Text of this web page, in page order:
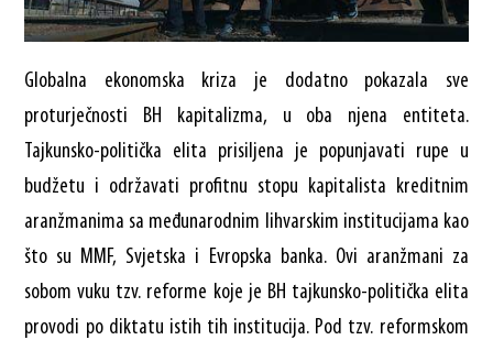
Globalna ekonomska kriza je dodatno pokazala sve
proturječnosti BH kapitalizma, u oba njena entiteta.
Tajkunsko-politička elita prisiljena je popunjavati rupe u
budžetu i održavati profitnu stopu kapitalista kreditnim
aranžmanima sa međunarodnim lihvarskim institucijama kao
što su MMF, Svjetska i Evropska banka. Ovi aranžmani za
sobom vuku tzv. reforme koje je BH tajkunsko-politička elita
provodi po diktatu istih tih institucija. Pod tzv. reformskom